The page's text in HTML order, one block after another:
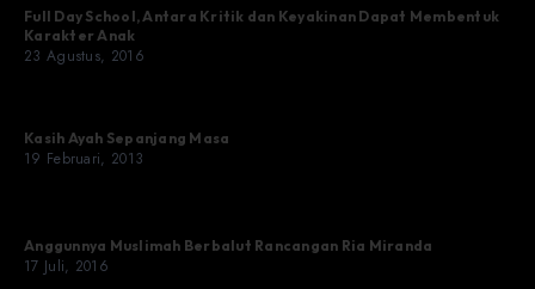
Full Day School, Antara Kritik dan Keyakinan Dapat Membentuk
Karakter Anak
23 Agustus, 2016
Kasih Ayah Sepanjang Masa
19 Februari, 2013
Anggunnya Muslimah Berbalut Rancangan Ria Miranda
17 Juli, 2016